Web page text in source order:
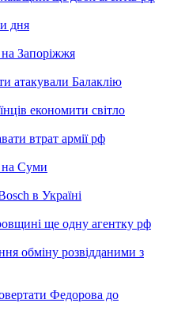
дня
Запоріжжя
атакували Балаклію
економити світло
втрат армії рф
на Суми
в Україні
ще одну агентку рф
обміну розвідданими з
Федорова до